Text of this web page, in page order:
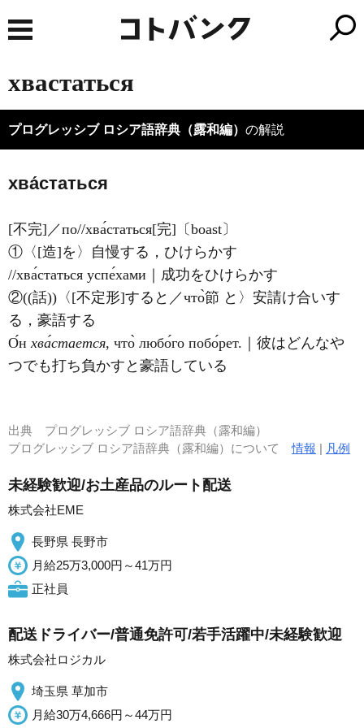
хвастаться
プログレッシブ ロシア語辞典（露和編） の解説
хва́статься
[不完]／по//хва́статься[完]〔boast〕
①〈[造]を〉自慢する，ひけらかす
//хва́статься успе́хами｜成功をひけらかす
②((話))〈[不定形]すると／что̀節 と〉安請け合いす
る，豪語する
О́нхва́стается, что̀ любо́го побо́рет.｜彼はどんなや
つでも打ち負かすと豪語している
出典 プログレッシブ ロシア語辞典（露和編）
プログレッシブ ロシア語辞典（露和編）について情報 | 凡例
未経験歓迎/お土産品のルート配送
株式会社EME
長野県 長野市
月給25万3,000円～41万円
正社員
配送ドライバー/普通免許可/若手活躍中/未経験歓迎
株式会社ロジカル
埼玉県 草加市
月給30万4,666円～44万円